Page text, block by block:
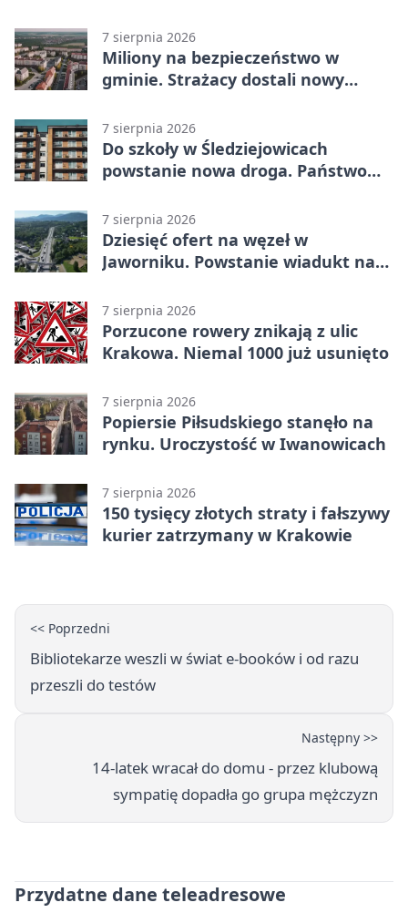
7 sierpnia 2026
Miliony na bezpieczeństwo w
gminie. Strażacy dostali nowy
7 sierpnia 2026
Do szkoły w Śledziejowicach
powstanie nowa droga. Państwo
7 sierpnia 2026
Dziesięć ofert na węzeł w
Jaworniku. Powstanie wiadukt nad
7 sierpnia 2026
Porzucone rowery znikają z ulic
Krakowa. Niemal 1000 już usunięto
7 sierpnia 2026
Popiersie Piłsudskiego stanęło na
rynku. Uroczystość w Iwanowicach
7 sierpnia 2026
150 tysięcy złotych straty i fałszywy
kurier zatrzymany w Krakowie
<< Poprzedni
Bibliotekarze weszli w świat e-booków i od razu
przeszli do testów
Następny >>
14-latek wracał do domu - przez klubową
sympatię dopadła go grupa mężczyzn
Przydatne dane teleadresowe